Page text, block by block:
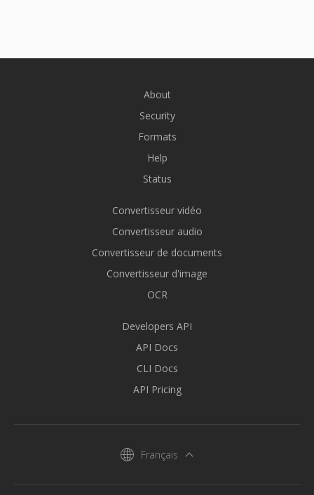
About
Security
Formats
Help
Status
Convertisseur vidéo
Convertisseur audio
Convertisseur de documents
Convertisseur d'image
OCR
Developers API
API Docs
CLI Docs
API Pricing
Français